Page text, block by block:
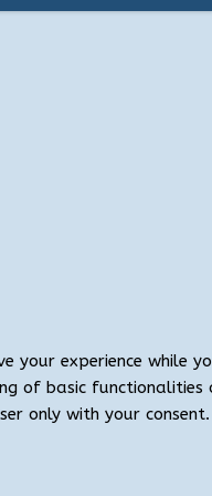
your experience
of basic
only with your